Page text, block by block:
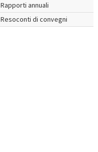
Rapporti annuali
Resoconti di convegni